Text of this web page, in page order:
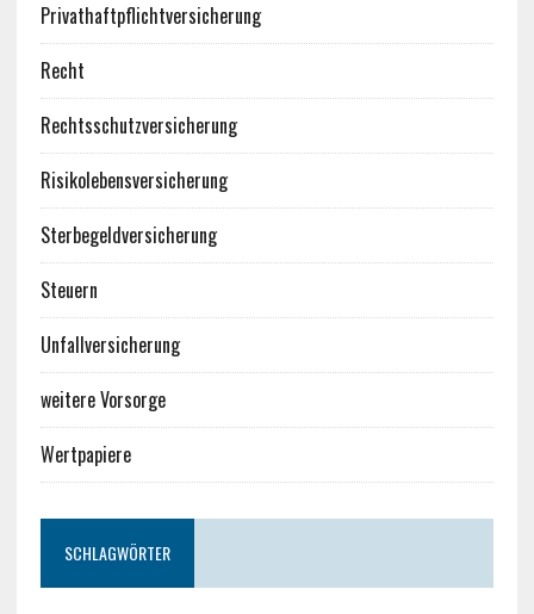
Privathaftpflichtversicherung
Recht
Rechtsschutzversicherung
Risikolebensversicherung
Sterbegeldversicherung
Steuern
Unfallversicherung
weitere Vorsorge
Wertpapiere
SCHLAGWÖRTER